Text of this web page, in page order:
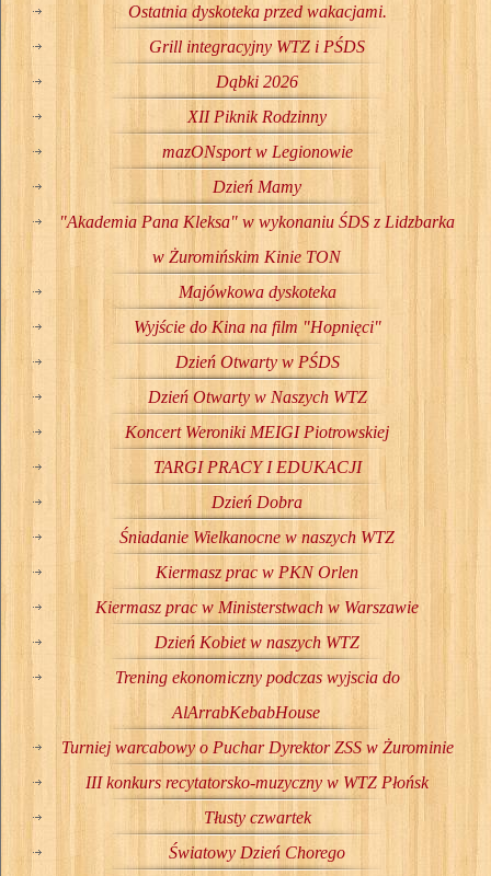
Ostatnia dyskoteka przed wakacjami.
Grill integracyjny WTZ i PŚDS
Dąbki 2026
XII Piknik Rodzinny
mazONsport w Legionowie
Dzień Mamy
"Akademia Pana Kleksa" w wykonaniu ŚDS z Lidzbarka
w Żuromińskim Kinie TON
Majówkowa dyskoteka
Wyjście do Kina na film "Hopnięci"
Dzień Otwarty w PŚDS
Dzień Otwarty w Naszych WTZ
Koncert Weroniki MEIGI Piotrowskiej
TARGI PRACY I EDUKACJI
Dzień Dobra
Śniadanie Wielkanocne w naszych WTZ
Kiermasz prac w PKN Orlen
Kiermasz prac w Ministerstwach w Warszawie
Dzień Kobiet w naszych WTZ
Trening ekonomiczny podczas wyjscia do
AlArrabKebabHouse
Turniej warcabowy o Puchar Dyrektor ZSS w Żurominie
III konkurs recytatorsko-muzyczny w WTZ Płońsk
Tłusty czwartek
Światowy Dzień Chorego